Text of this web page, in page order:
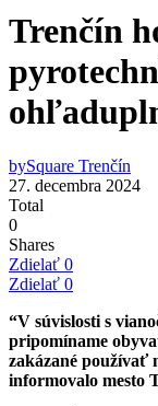
Trenčín
bySquare Trenčín
27. decembra 2024
Total
0
Shares
Zdielať 0
Zdielať 0
“V súvislosti s
pripomíname
zakázané používať
informovalo mesto